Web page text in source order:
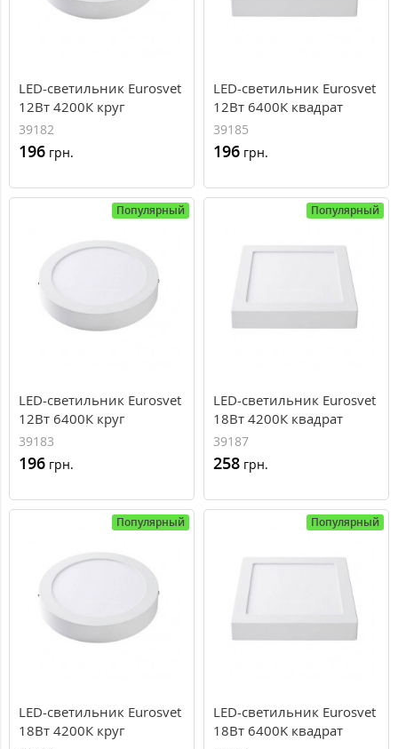
LED-светильник Eurosvet
12Вт 4200К круг
накладной 170мм
39182
196 грн.
LED-светильник Eurosvet
12Вт 6400К квадрат
накладной 170*170
39185
196 грн.
Популярный
LED-светильник Eurosvet
12Вт 6400К круг
накладной 170мм
39183
196 грн.
Популярный
LED-светильник Eurosvet
18Вт 4200К квадрат
накладной 225*225
39187
258 грн.
Популярный
LED-светильник Eurosvet
18Вт 4200К круг
Популярный
LED-светильник Eurosvet
18Вт 6400K квадрат